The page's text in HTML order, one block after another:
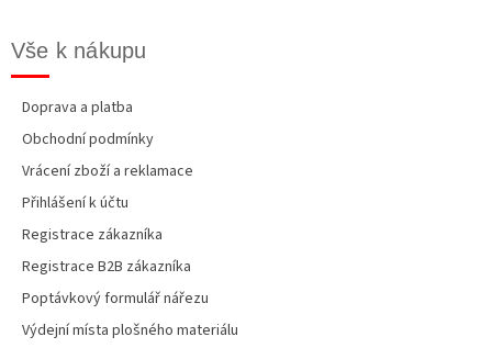
Vše k nákupu
Doprava a platba
Obchodní podmínky
Vrácení zboží a reklamace
Přihlášení k účtu
Registrace zákazníka
Registrace B2B zákazníka
Poptávkový formulář nářezu
Výdejní místa plošného materiálu